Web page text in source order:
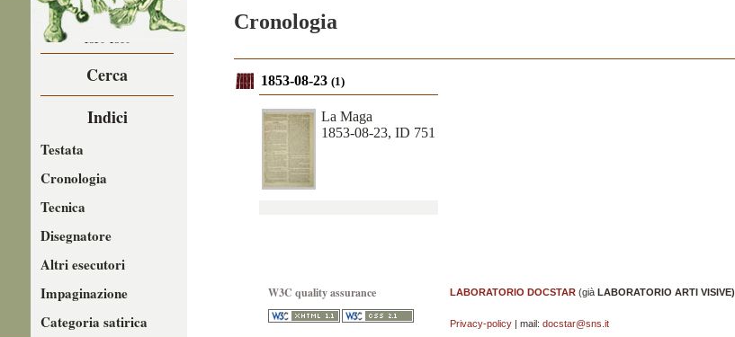
LA CARICATURA
NEL
1850-1860
Cerca
Indici
Testata
Cronologia
Tecnica
Disegnatore
Altri esecutori
Impaginazione
Categoria satirica
Cronologia
1853-08-23 (1)
La Maga
1853-08-23, ID 751
W3C quality assurance LABORATORIO DOCSTAR (già LABORATORIO ARTI VISIVE)
Privacy-policy | mail: docstar@sns.it